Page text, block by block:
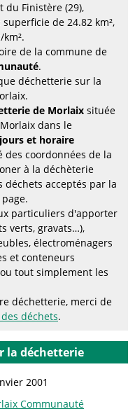
du Finistère (29),
de 24.82 km²,
de la commune de
.
déchetterie sur la
de Morlaix située
dans le
jours et horaire
des coordonnées de la
à la déchèterie
déchets acceptés par la
particuliers d'apporter
verts, gravats…),
électroménagers
et conteneurs
tout simplement les
déchetterie, merci de
déchets.
la déchetterie
2001
Communauté